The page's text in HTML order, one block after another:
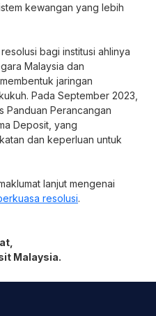
kewangan yang lebih
bagi institusi ahlinya
Malaysia dan
jaringan
Pada September 2023,
Panduan Perancangan
Deposit, yang
dan keperluan untuk
lanjut mengenai
resolusi.
Malaysia.